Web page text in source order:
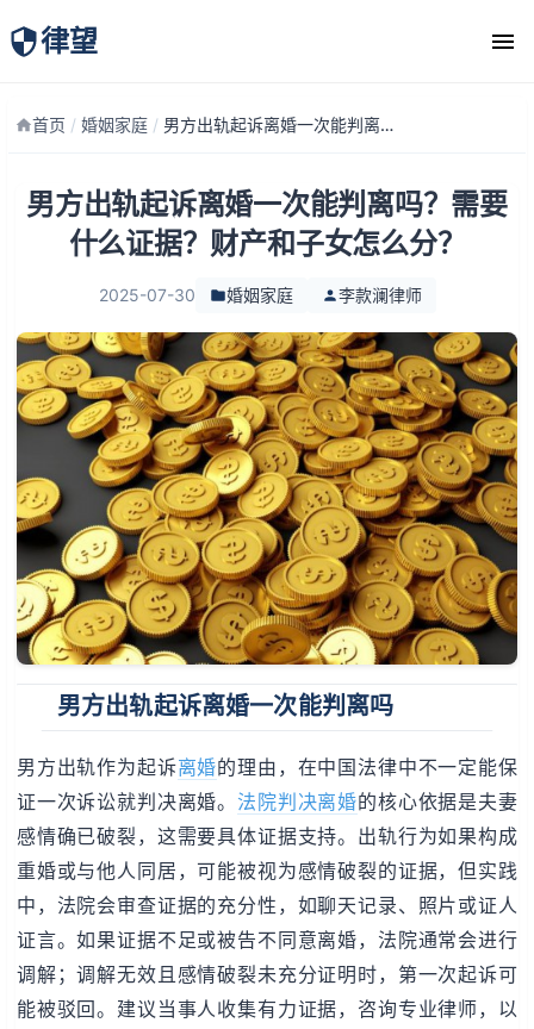
律望
律师团队
首页 / 婚姻家庭 / 男方出轨起诉离婚一次能判离吗？需要什么证据？财产和子女怎么分？
男方出轨起诉离婚一次能判离吗？需要
什么证据？财产和子女怎么分？
2025-07-30 婚姻家庭 李款澜律师
男方出轨起诉离婚一次能判离吗
男方出轨作为起诉离婚的理由，在中国法律中不一定能保
证一次诉讼就判决离婚。 法院判决离婚的核心依据是夫妻
感情确已破裂，这需要具体证据支持。出轨行为如果构成
重婚或与他人同居，可能被视为感情破裂的证据，但实践
中，法院会审查证据的充分性，如聊天记录、照片或证人
证言。如果证据不足或被告不同意离婚，法院通常会进行
调解；调解无效且感情破裂未充分证明时，第一次起诉可
能被驳回。建议当事人收集有力证据，咨询专业律师，以